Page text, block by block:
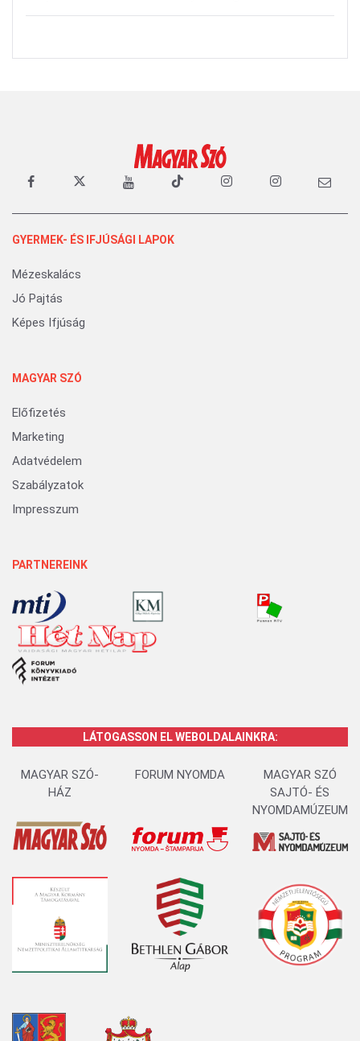
GYERMEK- ÉS IFJÚSÁGI LAPOK
Mézeskalács
Jó Pajtás
Képes Ifjúság
MAGYAR SZÓ
Előfizetés
Marketing
Adatvédelem
Szabályzatok
Impresszum
PARTNEREINK
LÁTOGASSON EL WEBOLDALAINKRA:
MAGYAR SZÓ-
HÁZ
FORUM NYOMDA
MAGYAR SZÓ
SAJTÓ- ÉS
NYOMDAMÚZEUM